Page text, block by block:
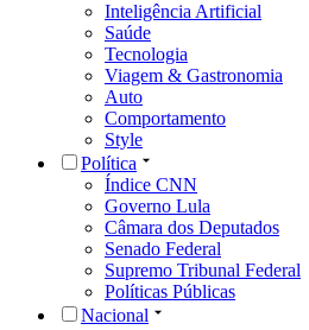
Inteligência Artificial
Saúde
Tecnologia
Viagem & Gastronomia
Auto
Comportamento
Style
Política
Índice CNN
Governo Lula
Câmara dos Deputados
Senado Federal
Supremo Tribunal Federal
Políticas Públicas
Nacional